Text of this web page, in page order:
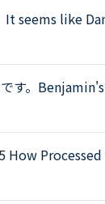
It seems like
the matter?
す。
&quot;What
How
humans can